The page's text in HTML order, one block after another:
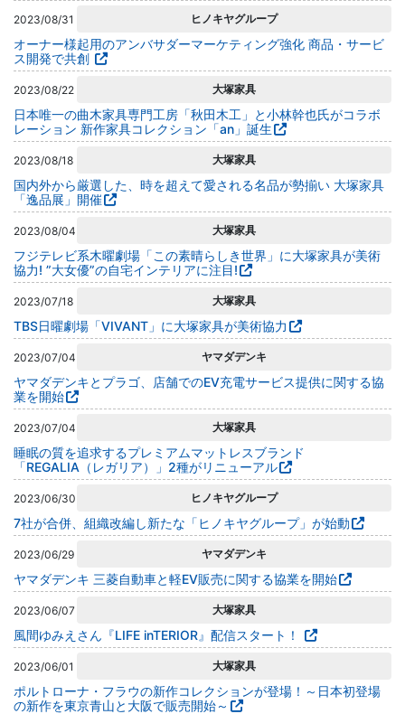
2023/08/31 ヒノキヤグループ
オーナー様起用のアンバサダーマーケティング強化 商品・サービ
ス開発で共創
2023/08/22 大塚家具
日本唯一の曲木家具専門工房「秋田木工」と⼩林幹也⽒がコラボ
レーション 新作家具コレクション「an」誕生
2023/08/18 大塚家具
国内外から厳選した、時を超えて愛される名品が勢揃い 大塚家具
「逸品展」開催
2023/08/04 大塚家具
フジテレビ系木曜劇場「この素晴らしき世界」に大塚家具が美術
協力! ”大女優”の自宅インテリアに注目!
2023/07/18 大塚家具
TBS日曜劇場「VIVANT」に大塚家具が美術協力
2023/07/04 ヤマダデンキ
ヤマダデンキとプラゴ、店舗でのEV充電サービス提供に関する協
業を開始
2023/07/04 大塚家具
睡眠の質を追求するプレミアムマットレスブランド
「REGALIA（レガリア）」2種がリニューアル
2023/06/30 ヒノキヤグループ
7社が合併、組織改編し新たな「ヒノキヤグループ」が始動
2023/06/29 ヤマダデンキ
ヤマダデンキ 三菱自動車と軽EV販売に関する協業を開始
2023/06/07 大塚家具
風間ゆみえさん『LIFE inTERIOR』配信スタート！
2023/06/01 大塚家具
ポルトローナ・フラウの新作コレクションが登場！～日本初登場
の新作を東京青山と大阪で販売開始～